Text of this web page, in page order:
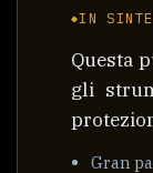
IN
Questa
gli
Gran